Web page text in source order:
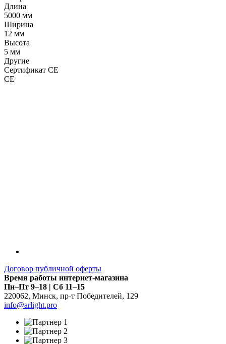
Длина
5000 мм
Ширина
12 мм
Высота
5 мм
Другие
Сертификат CE
CE
Договор публичной оферты
Время работы интернет-магазина
Пн–Пт 9–18 | Сб 11–15
220062, Минск, пр-т Победителей, 129
info@arlight.pro